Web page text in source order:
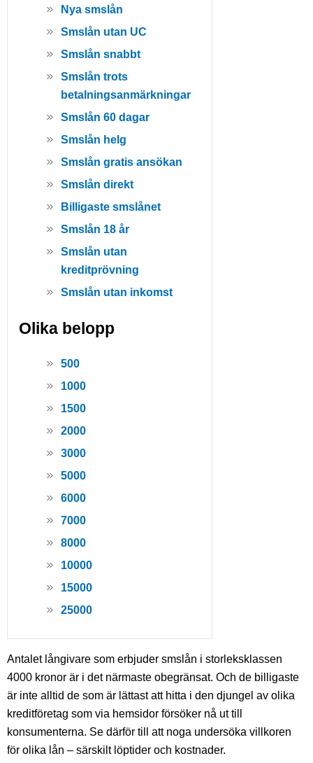
Nya smslån
Smslån utan UC
Smslån snabbt
Smslån trots
betalningsanmärkningar
Smslån 60 dagar
Smslån helg
Smslån gratis ansökan
Smslån direkt
Billigaste smslånet
Smslån 18 år
Smslån utan
kreditprövning
Smslån utan inkomst
Olika belopp
500
1000
1500
2000
3000
5000
6000
7000
8000
10000
15000
25000
Antalet långivare som erbjuder smslån i storleksklassen
4000 kronor är i det närmaste obegränsat. Och de billigaste
är inte alltid de som är lättast att hitta i den djungel av olika
kreditföretag som via hemsidor försöker nå ut till
konsumenterna. Se därför till att noga undersöka villkoren
för olika lån – särskilt löptider och kostnader.